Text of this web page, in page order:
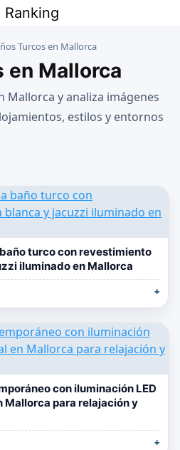
Ranking
Turcos en Mallorca
en Mallorca
Mallorca y analiza imágenes
estilos y entornos
turco con revestimiento
iluminado en Mallorca
con iluminación LED
Mallorca para relajación y